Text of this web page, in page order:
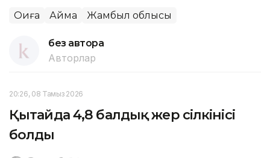
Оқиға Аймақ Жамбыл облысы
без автора
Авторлар
20:26, 08 Тамыз 2026
Қытайда 4,8 балдық жер сілкінісі
болды